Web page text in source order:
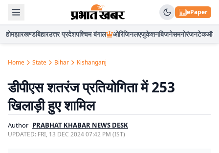
ePaper
होमझारखण्डबिहारउत्तर प्रदेशपश्चिम बंगाल ओरिजिनलएजुकेशनबिजनेसमनोरंजनटेकऑटो
Home State Bihar Kishanganj
डीपीएस शतरंज प्रतियोगिता में 253
खिलाड़ी हुए शामिल
Author PRABHAT KHABAR NEWS DESK
UPDATED: FRI, 13 DEC 2024 07:42 PM (IST)